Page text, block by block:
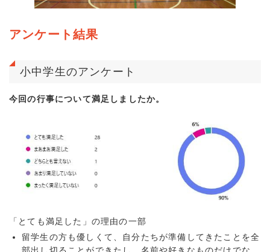
アンケート結果
小中学生のアンケート
今回の行事について満足しましたか。
「とても満足した」の理由の一部
留学生の方も優しくて、自分たちが準備してきたことを全